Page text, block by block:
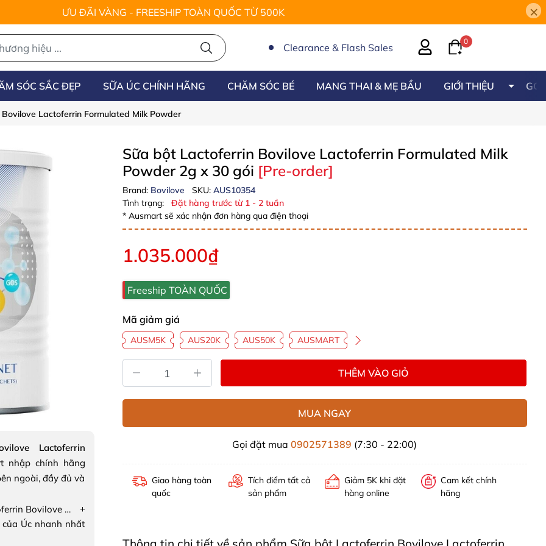
ƯU ĐÃI VÀNG - FREESHIP TOÀN QUỐC TỪ 500K ×
Clearance & Flash Sales
0
SÓC SẮC ĐẸP SỮA ÚC CHÍNH HÃNG CHĂM SÓC BÉ MANG THAI & MẸ BẦU GIỚI THIỆU
Lactoferrin Formulated Milk Powder
Lactoferrin
nhập chính hãng
ngoài, đầy đủ và
Sữa bột Lactoferrin Bovilove Lactoferrin Formulated Milk Powder +
Úc nhanh nhất
Sữa bột Lactoferrin Bovilove Lactoferrin Formulated Milk
Powder 2g x 30 gói [Pre-order]
Brand: Bovilove SKU: AUS10354
Tình trạng:
Đặt hàng trước từ 1 - 2 tuần
* Ausmart sẽ xác nhận đơn hàng qua điện thoại
1.035.000₫
Freeship TOÀN QUỐC
Mã giảm giá
AUSM5K AUS20K AUS50K AUSMART
THÊM VÀO GIỎ
MUA NGAY
Gọi đặt mua0902571389 (7:30 - 22:00)
Giao hàng toàn
quốc
Tích điểm tất cả
sản phẩm
Giảm 5K khi đặt
hàng online
Cam kết chính
hãng